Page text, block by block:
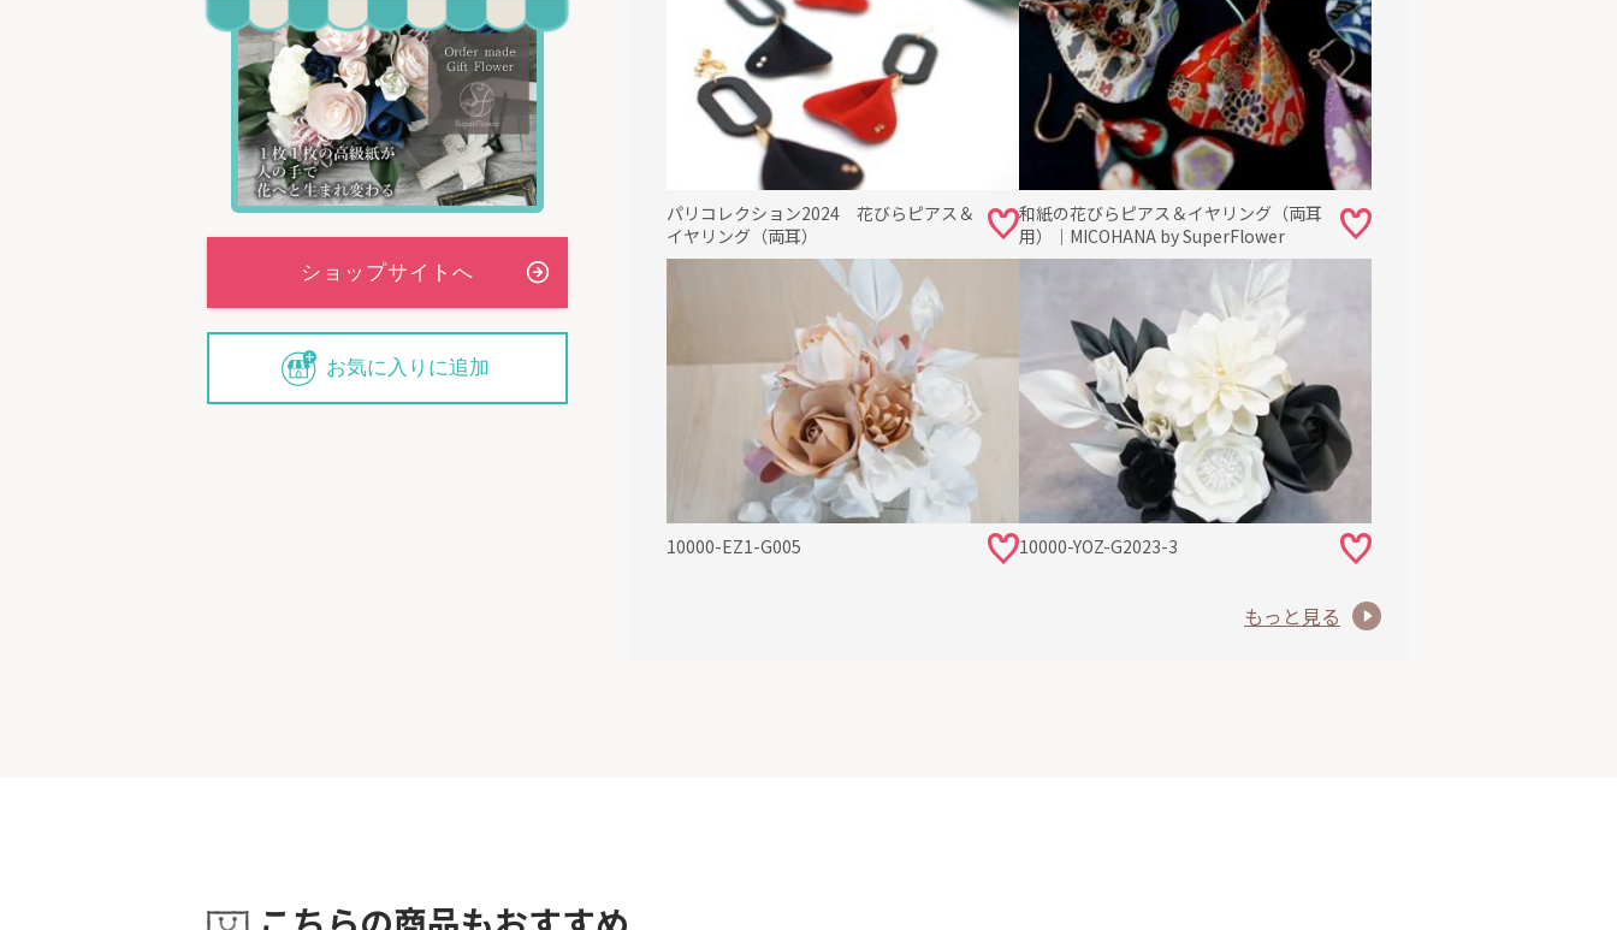
お気に入りに追加
パリコレクション2024 花びらピアス＆
イヤリング（両耳）
和紙の花びらピアス＆イヤリング（両耳
用）｜MICOHANA by SuperFlower
10000-EZ1-G005 10000-YOZ-G2023-3
もっと見る